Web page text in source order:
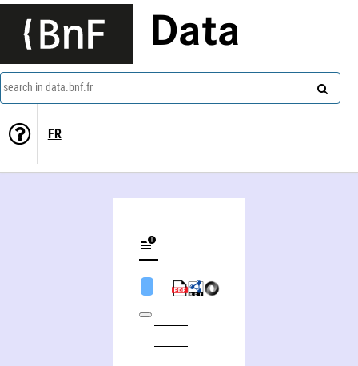
Data
search in data.bnf.fr
FR